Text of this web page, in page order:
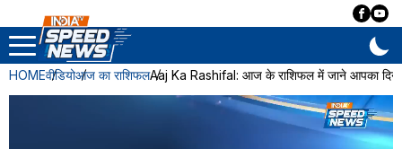
HOMEवीडियोआज का राशिफलAaj Ka Rashifal: आज के राशिफल में जाने आपका दिन